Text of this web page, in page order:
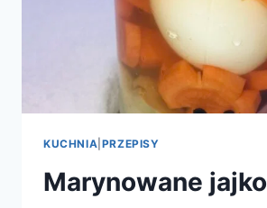
KUCHNIA PRZEPISY
Marynowane jajko